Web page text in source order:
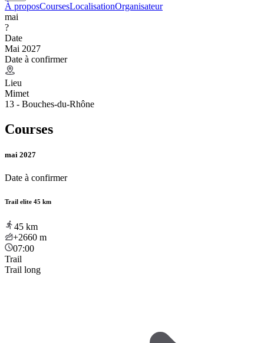
À proposCoursesLocalisationOrganisateur
mai
?
Date
Mai 2027
Date à confirmer
Lieu
Mimet
13 - Bouches-du-Rhône
Courses
mai 2027
Date à confirmer
Trail elite 45 km
45 km
+2660 m
07:00
Trail
Trail long